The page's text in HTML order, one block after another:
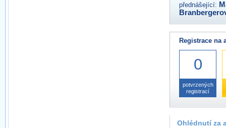
přednášející:
Registrace na
0
potvrzených
registrací
Ohlédnutí za